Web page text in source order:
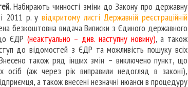
Набирають чинності зміни до Закону про державну
2011 р. увідкритому листі Державній реєстраційній
безкоштовна видача Виписки з Єдиного державного
ЄДР (неактуально – див. наступну новину), а також
до відомостей з ЄДР та можливість пошуку всіх
також ряд інших змін – виключено пункт, що
осіб (аж через рік виправили недогляд в законі),
а також внесені незначні нюанси в процедуру